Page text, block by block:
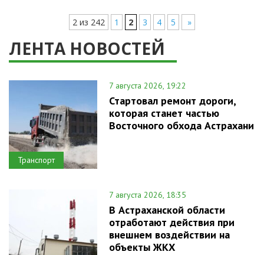
2 из 242 1 2 3 4 5 »
ЛЕНТА НОВОСТЕЙ
Транспорт
7 августа 2026, 19:22
Стартовал ремонт дороги,
которая станет частью
Восточного обхода Астрахани
7 августа 2026, 18:35
В Астраханской области
отработают действия при
внешнем воздействии на
объекты ЖКХ